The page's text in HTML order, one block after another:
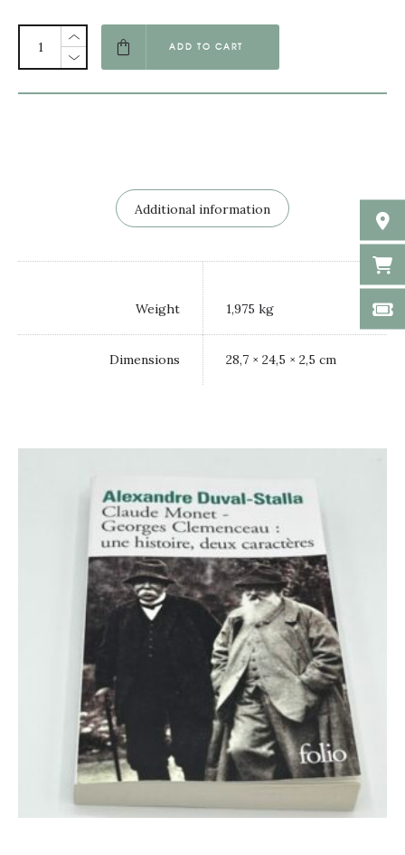
ADD TO CART
Additional information
Weight 1,975 kg
Dimensions 28,7 × 24,5 × 2,5 cm